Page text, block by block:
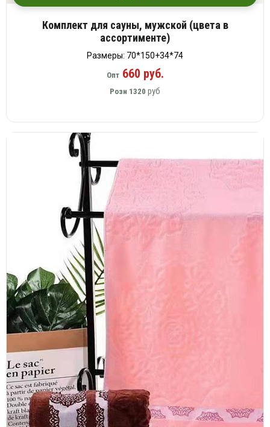
Комплект для сауны, мужской (цвета в
ассортименте)
Размеры: 70*150+34*74
Опт660 руб.
Розн 1320 руб